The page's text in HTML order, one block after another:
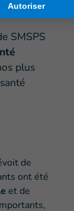
SMSPS
plus
de
ont été
et de